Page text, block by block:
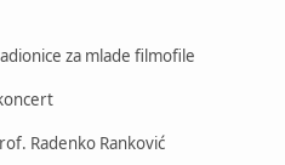
za mlade filmofile
Radenko Ranković